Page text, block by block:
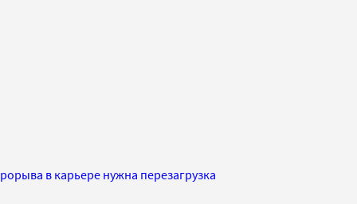
в карьере нужна перезагрузка